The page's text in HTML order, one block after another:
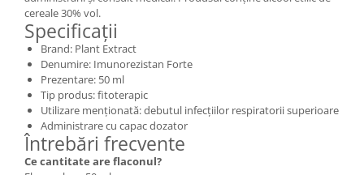
cereale 30% vol.
Specificații
Brand: Plant Extract
Denumire: Imunorezistan Forte
Prezentare: 50 ml
Tip produs: fitoterapic
Utilizare menționată: debutul infecțiilor respiratorii superioare
Administrare cu capac dozator
Întrebări frecvente
Ce cantitate are flaconul?